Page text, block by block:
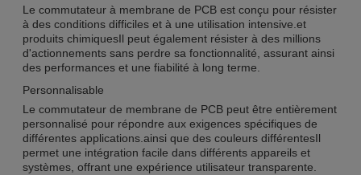
Le commutateur à membrane de PCB est conçu pour résister
à des conditions difficiles et à une utilisation intensive.et
produits chimiquesIl peut également résister à des millions
d'actionnements sans perdre sa fonctionnalité, assurant ainsi
des performances et une fiabilité à long terme.
Personnalisable
Le commutateur de membrane de PCB peut être entièrement
personnalisé pour répondre aux exigences spécifiques de
différentes applications.ainsi que des couleurs différentesIl
permet une intégration facile dans différents appareils et
systèmes, offrant une expérience utilisateur transparente.